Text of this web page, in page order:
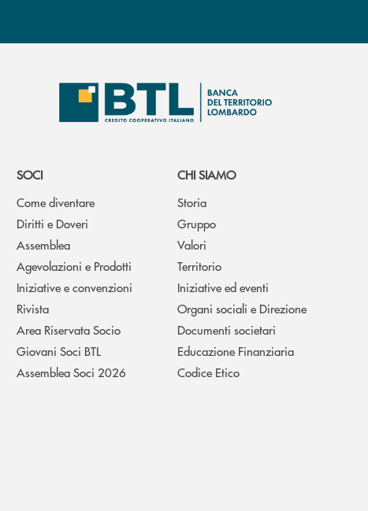
SOCI
Come diventare
Diritti e Doveri
Assemblea
Agevolazioni e Prodotti
Iniziative e convenzioni
Rivista
Area Riservata Socio
Giovani Soci BTL
Assemblea Soci 2026
CHI SIAMO
Storia
Gruppo
Valori
Territorio
Iniziative ed eventi
Organi sociali e Direzione
Documenti societari
Educazione Finanziaria
Codice Etico